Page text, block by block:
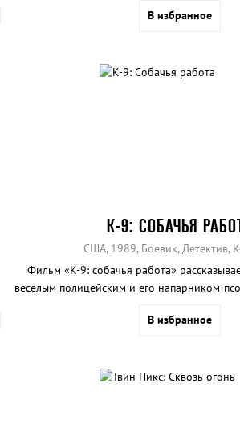
В избранное
К-9: СОБАЧЬЯ
США, 1989, Боевик, Детектив,
Фильм «К-9: собачья работа»
веселым полицейским и его напарником-
В избранное